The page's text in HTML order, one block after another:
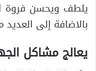
يلطف ويحسن فروة
بالاضافة إلى
يعالج مشاكل